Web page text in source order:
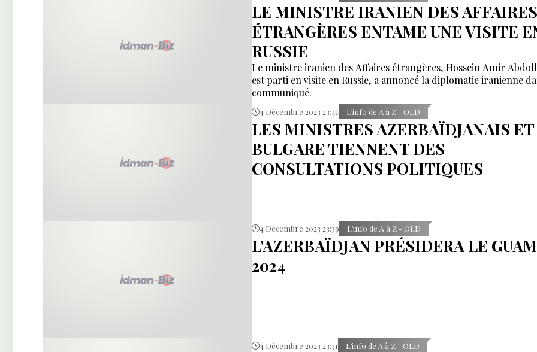
LE MINISTRE IRANIEN DES AFFAIRES
ÉTRANGÈRES ENTAME UNE VISITE
RUSSIE
Le ministre iranien des Affaires étrangères, Hossein Amir
est parti en visite en Russie, a annoncé la diplomatie iranienne
communiqué.
4 Décembre 2023 23:41 L’info de A à Z - OLD
LES MINISTRES AZERBAÏDJANAIS ET
BULGARE TIENNENT DES
CONSULTATIONS POLITIQUES
4 Décembre 2023 23:39 L’info de A à Z - OLD
L'AZERBAÏDJAN PRÉSIDERA LE
2024
4 Décembre 2023 23:31 L’info de A à Z - OLD